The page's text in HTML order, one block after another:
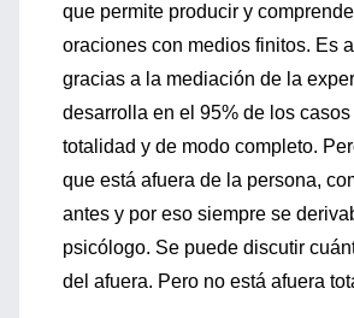
que permite producir y
oraciones con medios finitos. Es
gracias a la mediación de la
desarrolla en el 95% de los casos
totalidad y de modo completo.
que está afuera de la persona,
antes y por eso siempre se
psicólogo. Se puede discutir
del afuera. Pero no está afuera